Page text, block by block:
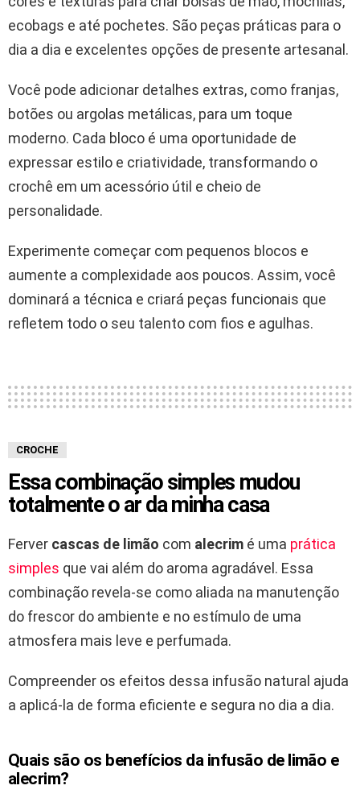
ecobags e até pochetes. São peças práticas para o
dia a dia e excelentes opções de presente artesanal.
Você pode adicionar detalhes extras, como franjas,
botões ou argolas metálicas, para um toque
moderno. Cada bloco é uma oportunidade de
expressar estilo e criatividade, transformando o
crochê em um acessório útil e cheio de
personalidade.
Experimente começar com pequenos blocos e
aumente a complexidade aos poucos. Assim, você
dominará a técnica e criará peças funcionais que
refletem todo o seu talento com fios e agulhas.
CROCHE
Essa combinação simples mudou
totalmente o ar da minha casa
Ferver cascas de limão com alecrim é uma prática
simples que vai além do aroma agradável. Essa
combinação revela-se como aliada na manutenção
do frescor do ambiente e no estímulo de uma
atmosfera mais leve e perfumada.
Compreender os efeitos dessa infusão natural ajuda
a aplicá-la de forma eficiente e segura no dia a dia.
Quais são os benefícios da infusão de limão e
alecrim?